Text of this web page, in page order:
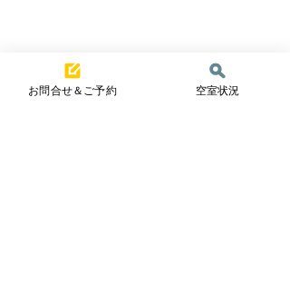
お問合せ＆ご予約 空室状況